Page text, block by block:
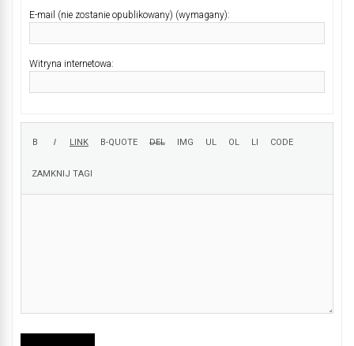
E-mail (nie zostanie opublikowany) (wymagany):
Witryna internetowa: